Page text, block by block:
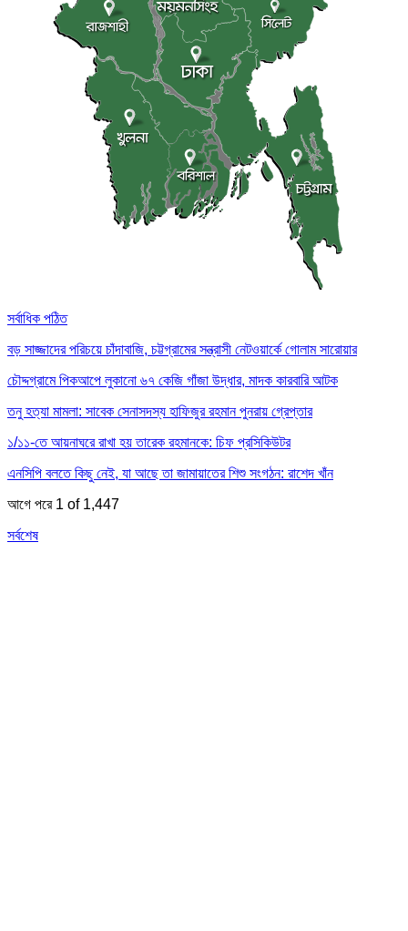
সর্বাধিক পঠিত
বড় সাজ্জাদের পরিচয়ে চাঁদাবাজি, চট্টগ্রামের সন্ত্রাসী নেটওয়ার্কে গোলাম সারোয়ার
চৌদ্দগ্রামে পিকআপে লুকানো ৬৭ কেজি গাঁজা উদ্ধার, মাদক কারবারি আটক
তনু হত্যা মামলা: সাবেক সেনাসদস্য হাফিজুর রহমান পুনরায় গ্রেপ্তার
১/১১-তে আয়নাঘরে রাখা হয় তারেক রহমানকে: চিফ প্রসিকিউটর
এনসিপি বলতে কিছু নেই, যা আছে তা জামায়াতের শিশু সংগঠন: রাশেদ খাঁন
আগে পরে 1 of 1,447
সর্বশেষ